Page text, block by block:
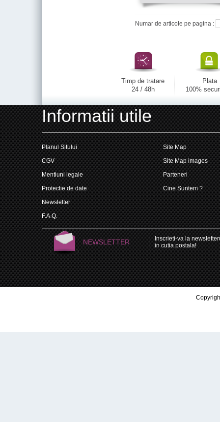
Numar de articole pe pagina :
Timp de tratare
24 / 48h
Plata
100%
Informatii utile
Planul Sitului
CGV
Mentiuni legale
Protectie de date
Newsletter
F.A.Q.
Site Map
Site Map images
Parteneri
Cine Suntem ?
NEWSLETTER
Inscrieti-va la
in cutia postala!